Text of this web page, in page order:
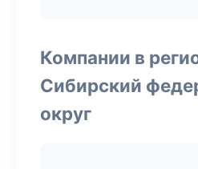
Компании в
Сибирский
округ